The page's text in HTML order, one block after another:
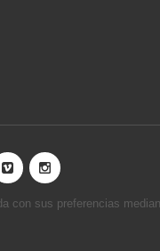
con sus preferencias